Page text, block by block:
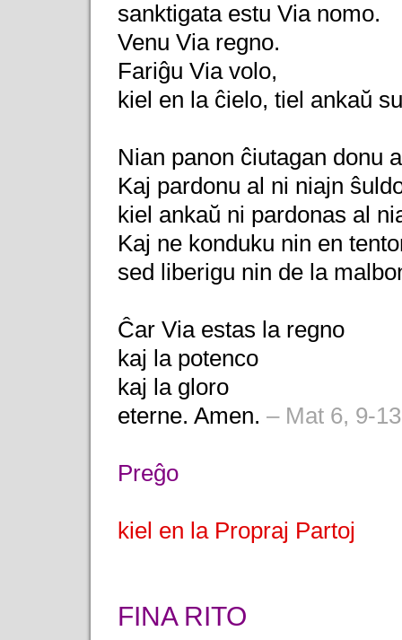
sanktigata estu Via nomo.
Venu Via regno.
Fariĝu Via volo,
kiel en la ĉielo, tiel ankaŭ
Nian panon ĉiutagan donu
Kaj pardonu al ni niajn
kiel ankaŭ ni pardonas al
Kaj ne konduku nin en
sed liberigu nin de la
Ĉar Via estas la regno
kaj la potenco
kaj la gloro
eterne. Amen. – Mat 6, 9-13
Preĝo
kiel en la Propraj Partoj
FINA RITO